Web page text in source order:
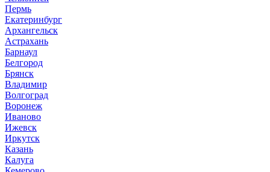
Пермь
Екатеринбург
Архангельск
Астрахань
Барнаул
Белгород
Брянск
Владимир
Волгоград
Воронеж
Иваново
Ижевск
Иркутск
Казань
Калуга